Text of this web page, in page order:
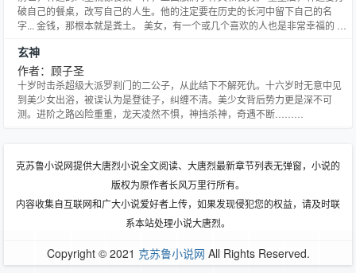
破自己的餐桌，改写自己的人生。他的注定要在历史的长河中留下自己的名
字... 金钱，那根本就是粪土。 美女，有一个或几个喜欢的人也是非常幸福的 香
自己的事业..... 【17k都市签约作品】请大家放心收藏！ 重生金钱大亨群
106157007 财运亨通 欢迎
玄神
作者：顾子圣
十岁时击杀超级大派罗刹门的二公子，从此结下不解死仇。十六岁时无意中见
到美少女出浴，被误认为是登徒子，纠缠不清。美少女背后势力更是深不可
测。进阶之路凶险重重，龙天凌然不惧，神挡杀神，奇遇不断……
克苏鲁小说网提供大唐烈小说全文阅读、大唐烈最新章节列表无弹窗，小说的
版权为原作者长风万里行所有。
内容收集自互联网和广大小说爱好者上传，如果发现侵犯您的权益，请及时联
系本站处理小说大唐烈。
Copyright © 2021 克苏鲁小说网 All Rights Reserved.